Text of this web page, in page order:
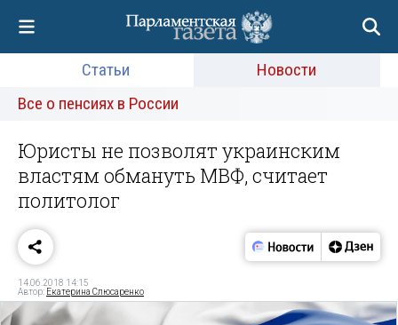
Статьи
Новости
Все о пенсиях в России
Юристы не позволят украинским
властям обмануть МВФ, считает
политолог
14.06.2018 14:15
Автор: Екатерина Слюсаренко